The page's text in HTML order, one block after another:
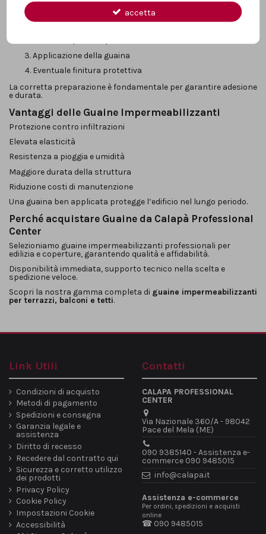
Un’applicazione professionale prevede:
Pulizia e preparazione del supporto
Applicazione della guaina
Eventuale finitura protettiva
La corretta preparazione è fondamentale per garantire adesione
e durata.
Vantaggi delle Guaine Impermeabilizzanti
Protezione contro infiltrazioni
Elevata elasticità
Resistenza a pioggia e umidità
Maggiore durata della struttura
Riduzione costi di manutenzione
Una guaina ben applicata protegge l’edificio nel lungo periodo.
Perché acquistare Guaine da Calapà Professional
Center
Selezioniamo guaine impermeabilizzanti professionali per
edilizia e coperture, garantendo qualità e affidabilità.
Disponibilità immediata, supporto tecnico nella scelta e
spedizione veloce.
Scopri la nostra gamma completa di guaine impermeabilizzanti
per terrazzi, balconi e tetti.
Link Utili
Condizioni di acquisto
Metodi di pagamento
Spedizioni e consegna
Garanzia legale e
assistenza
Diritto di recesso
Recedere dal contratto qui
Sicurezza e corretto utilizzo
dei prodotti
Privacy Policy
Cookie Policy
Impostazioni Cookie
Accessibilità
Contatti
CALAPA PROFESSIONAL
CENTER
Via Nazionale 360/A - 98042
Pace del Mela (ME)
090 9385140 - Assistenza e-
commerce 090 9485015
info@calapa.it
Assistenza e-commerce
Per ordini, spedizioni e acquisti
online
☎ 090 9485015
accetta